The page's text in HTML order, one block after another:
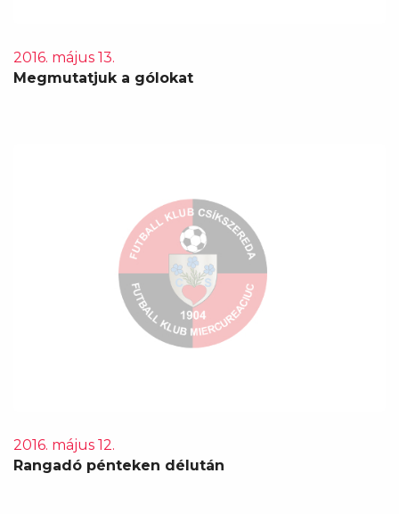
2016. május 13.
Megmutatjuk a gólokat
2016. május 12.
Rangadó pénteken délután